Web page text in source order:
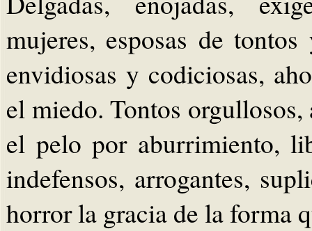
mujeres, esposas de
envidiosas y codiciosas,
el miedo. Tontos
el pelo por aburrimiento,
indefensos, arrogantes,
horror la gracia de la forma